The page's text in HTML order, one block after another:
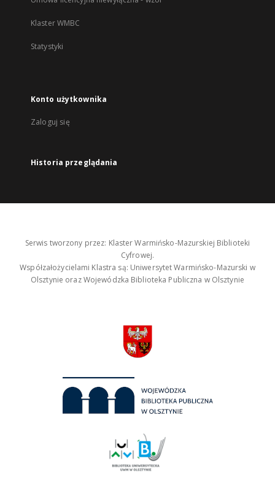
Klaster WMBC
Statystyki
Konto użytkownika
Zaloguj się
Historia przeglądania
Serwis tworzony przez: Klaster Warmińsko-Mazurskiej Biblioteki
Cyfrowej.
Współzałożycielami Klastra są: Uniwersytet Warmińsko-Mazurski w
Olsztynie oraz Wojewódzka Biblioteka Publiczna w Olsztynie